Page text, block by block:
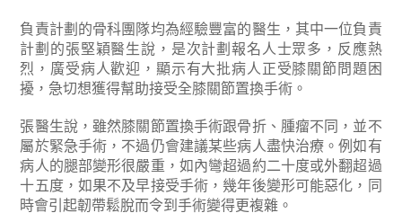
負責計劃的骨科團隊均為經驗豐富的醫生，其中一位負責
計劃的張堅穎醫生說，是次計劃報名人士眾多，反應熱
烈，廣受病人歡迎，顯示有大批病人正受膝關節問題困
擾，急切想獲得幫助接受全膝關節置換手術。
張醫生說，雖然膝關節置換手術跟骨折、腫瘤不同，並不
屬於緊急手術，不過仍會建議某些病人盡快治療。例如有
病人的腿部變形很嚴重，如內彎超過約二十度或外翻超過
十五度，如果不及早接受手術，幾年後變形可能惡化，同
時會引起韌帶鬆脫而令到手術變得更複雜。